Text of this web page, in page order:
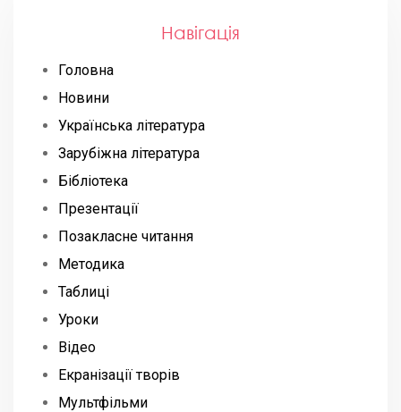
Навігація
Головна
Новини
Українська література
Зарубіжна література
Бібліотека
Презентації
Позакласне читання
Методика
Таблиці
Уроки
Відео
Екранізації творів
Мультфільми